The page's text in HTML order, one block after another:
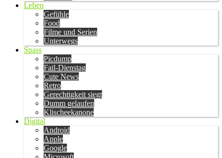
Leben
Gefühle
Food
Filme und Serien
Unterwegs
Spass
Picdump
Fail-Dienstag
Cute News
Retro
Gerechtigkeit siegt
Dumm gelaufen
Klischeekanone
Digital
Android
Apple
Google